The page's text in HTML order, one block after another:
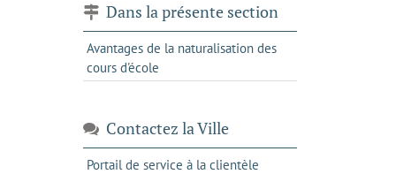
Dans la présente section
Avantages de la naturalisation des
cours d'école
Contactez la Ville
Portail de service à la clientèles'ouvre